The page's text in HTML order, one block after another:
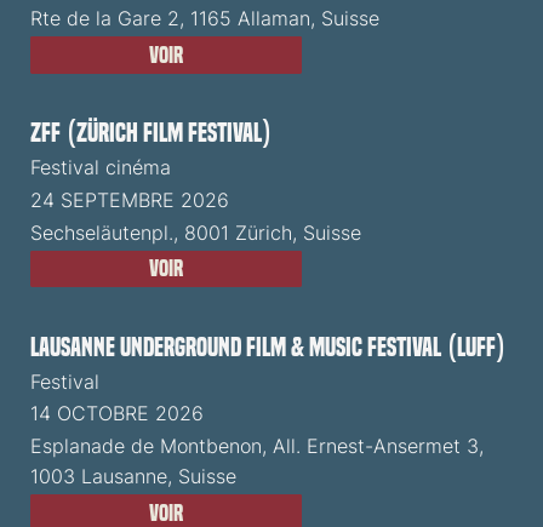
Rte de la Gare 2, 1165 Allaman, Suisse
Voir
ZFF (Zürich Film Festival)
Festival cinéma
24 SEPTEMBRE 2026
Sechseläutenpl., 8001 Zürich, Suisse
Voir
Lausanne Underground Film & Music Festival (LUFF)
Festival
14 OCTOBRE 2026
Esplanade de Montbenon, All. Ernest-Ansermet 3,
1003 Lausanne, Suisse
Voir